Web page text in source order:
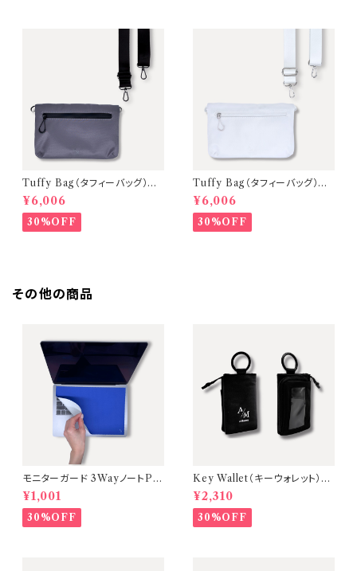
Tuffy Bag（タフィーバッグ）ミ
ニショルダーバッグ【D.Gray（金
具：Black ／ ストラップ：Blac
k）】 〈A Mastery Tripシリー
ズ〉
¥6,006
30%OFF
Tuffy Bag（タフィーバッグ）ミ
ニショルダーバッグ【Milky Whi
te（金具：Silver ／ ストラップ：
Milky White）】
¥6,006
30%OFF
その他の商品
モニターガード 3WayノートPC
画面保護クロス・マウスパッド
【カラー：Royal Blue】A Mast
ery
¥1,001
30%OFF
Key Wallet（キーウォレット）中
身が見えるコンパクトキーケー
ス【本体：Black 】
¥2,310
30%OFF